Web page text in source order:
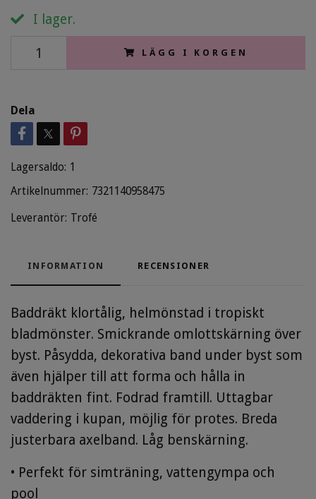
I lager.
LÄGG I KORGEN
Dela
Lagersaldo: 1
Artikelnummer: 7321140958475
Leverantör: Trofé
INFORMATION RECENSIONER
Baddräkt klortålig, helmönstad i tropiskt
bladmönster. Smickrande omlottskärning över
byst. Påsydda, dekorativa band under byst som
även hjälper till att forma och hålla in
baddräkten fint. Fodrad framtill. Uttagbar
vaddering i kupan, möjlig för protes. Breda
justerbara axelband. Låg benskärning.
• Perfekt för simträning, vattengympa och
pool